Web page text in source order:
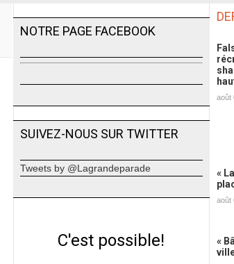
NOTRE PAGE FACEBOOK
SUIVEZ-NOUS SUR TWITTER
Tweets by @Lagrandeparade
C'est possible!
août
«
août
«